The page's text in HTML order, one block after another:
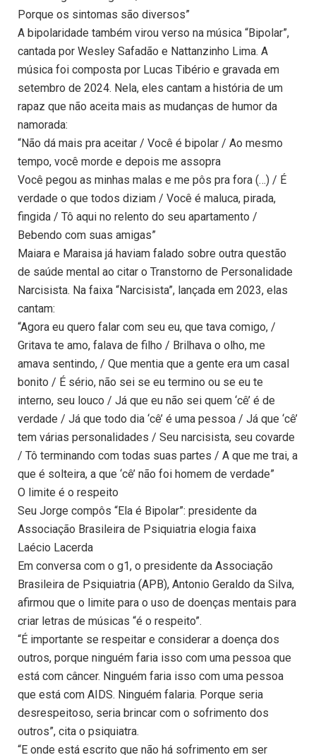
Porque os sintomas são diversos”
A bipolaridade também virou verso na música “Bipolar”,
cantada por Wesley Safadão e Nattanzinho Lima. A
música foi composta por Lucas Tibério e gravada em
setembro de 2024. Nela, eles cantam a história de um
rapaz que não aceita mais as mudanças de humor da
namorada:
“Não dá mais pra aceitar / Você é bipolar / Ao mesmo
tempo, você morde e depois me assopra
Você pegou as minhas malas e me pôs pra fora (…) / É
verdade o que todos diziam / Você é maluca, pirada,
fingida / Tô aqui no relento do seu apartamento /
Bebendo com suas amigas”
Maiara e Maraisa já haviam falado sobre outra questão
de saúde mental ao citar o Transtorno de Personalidade
Narcisista. Na faixa “Narcisista”, lançada em 2023, elas
cantam:
“Agora eu quero falar com seu eu, que tava comigo, /
Gritava te amo, falava de filho / Brilhava o olho, me
amava sentindo, / Que mentia que a gente era um casal
bonito / É sério, não sei se eu termino ou se eu te
interno, seu louco / Já que eu não sei quem ‘cê’ é de
verdade / Já que todo dia ‘cê’ é uma pessoa / Já que ‘cê’
tem várias personalidades / Seu narcisista, seu covarde
/ Tô terminando com todas suas partes / A que me trai, a
que é solteira, a que ‘cê’ não foi homem de verdade”
O limite é o respeito
Seu Jorge compôs “Ela é Bipolar”: presidente da
Associação Brasileira de Psiquiatria elogia faixa
Laécio Lacerda
Em conversa com o g1, o presidente da Associação
Brasileira de Psiquiatria (APB), Antonio Geraldo da Silva,
afirmou que o limite para o uso de doenças mentais para
criar letras de músicas “é o respeito”.
“É importante se respeitar e considerar a doença dos
outros, porque ninguém faria isso com uma pessoa que
está com câncer. Ninguém faria isso com uma pessoa
que está com AIDS. Ninguém falaria. Porque seria
desrespeitoso, seria brincar com o sofrimento dos
outros”, cita o psiquiatra.
“E onde está escrito que não há sofrimento em ser